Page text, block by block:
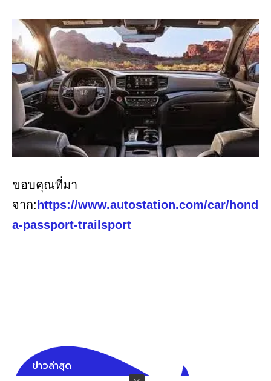
ขอบคุณที่มา
จาก: https://www.autostation.com/car/hond
a-passport-trailsport
ข่าวล่าสุด